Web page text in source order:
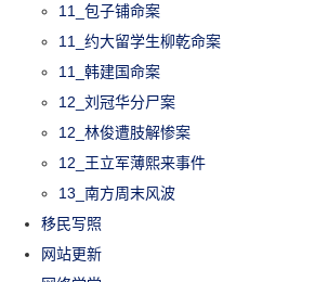
11_包子铺命案
11_约大留学生柳乾命案
11_韩建国命案
12_刘冠华分尸案
12_林俊遭肢解惨案
12_王立军薄熙来事件
13_南方周末风波
移民写照
网站更新